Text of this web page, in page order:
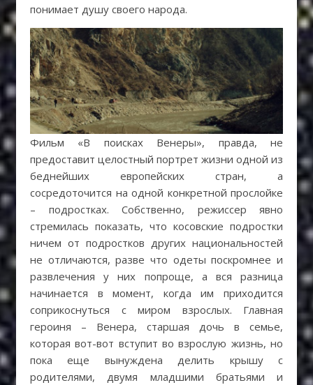
понимает душу своего народа.
Фильм «В поисках Венеры», правда, не
предоставит целостный портрет жизни одной из
беднейших европейских стран, а
сосредоточится на одной конкретной прослойке
– подростках. Собственно, режиссер явно
стремилась показать, что косовские подростки
ничем от подростков других национальностей
не отличаются, разве что одеты поскромнее и
развлечения у них попроще, а вся разница
начинается в момент, когда им приходится
соприкоснуться с миром взрослых. Главная
героиня – Венера, старшая дочь в семье,
которая вот-вот вступит во взрослую жизнь, но
пока еще вынуждена делить крышу с
родителями, двумя младшими братьями и